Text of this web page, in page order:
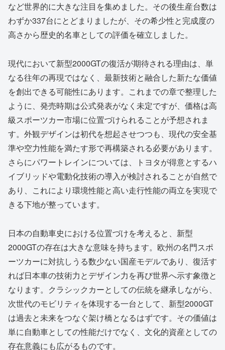
など世界的に大きな注目を集めました。その後生産台数は
わずか337台にとどまりましたが、その希少性と完成度の
高さから歴史的名車としての評価を確立しました。
現代において新型2000GTの復活が期待される理由は、単
なる往年の再現ではなく、最新技術と融合した新たな価値
を創出できる可能性にあります。これまでの章で整理した
ように、発売時期は公式発表がなく未定ですが、価格は高
級スポーツカー市場に位置づけられることが予想されま
す。外観デザインは初代を想起させつつも、現代の安全基
準や空力性能を満たす形で再構築される必要があります。
さらにパワートレインについては、トヨタが得意とするハ
イブリッドや電動化技術の導入が検討されることが自然で
あり、これにより環境性能と高い走行性能の両立を実現で
きる下地が整っています。
日本の自動車史における位置づけを考えると、新型
2000GTの存在は大きな意味を持ちます。欧州の名門スポ
ーツカーに対抗しうる数少ない国産モデルであり、復活す
れば日本車の技術力とデザイン力を再び世界へ示す象徴と
なります。クラシックカーとしての伝統を継承しながら、
次世代のモビリティを体現する一台として、新型2000GT
は過去と未来をつなぐ架け橋となるはずです。その価値は
単に自動車としての性能だけでなく、文化的資産としての
存在意義にも広がるものです。